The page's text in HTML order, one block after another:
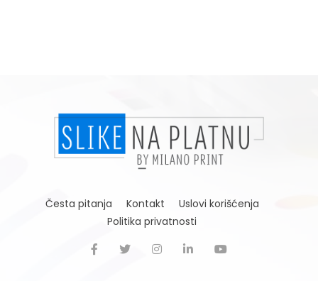
Česta pitanja Kontakt
Uslovi korišćenja
Politika privatnosti